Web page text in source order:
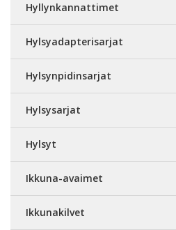
Hyllynkannattimet
Hylsyadapterisarjat
Hylsynpidinsarjat
Hylsysarjat
Hylsyt
Ikkuna-avaimet
Ikkunakilvet